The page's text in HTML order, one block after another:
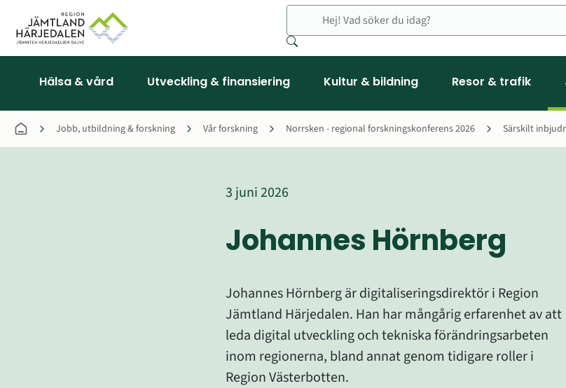
Hälsa & vård Utveckling & finansiering Kultur & bildning Resor & trafik
Jobb, utbildning & forskning Vår forskning Norrsken - regional forskningskonferens 2026 Särskilt
Johannes Hörnberg
3 juni 2026
Johannes Hörnberg är digitaliseringsdirektör i Region
Jämtland Härjedalen. Han har mångårig erfarenhet av att
leda digital utveckling och tekniska förändringsarbeten
inom regionerna, bland annat genom tidigare roller i
Region Västerbotten.